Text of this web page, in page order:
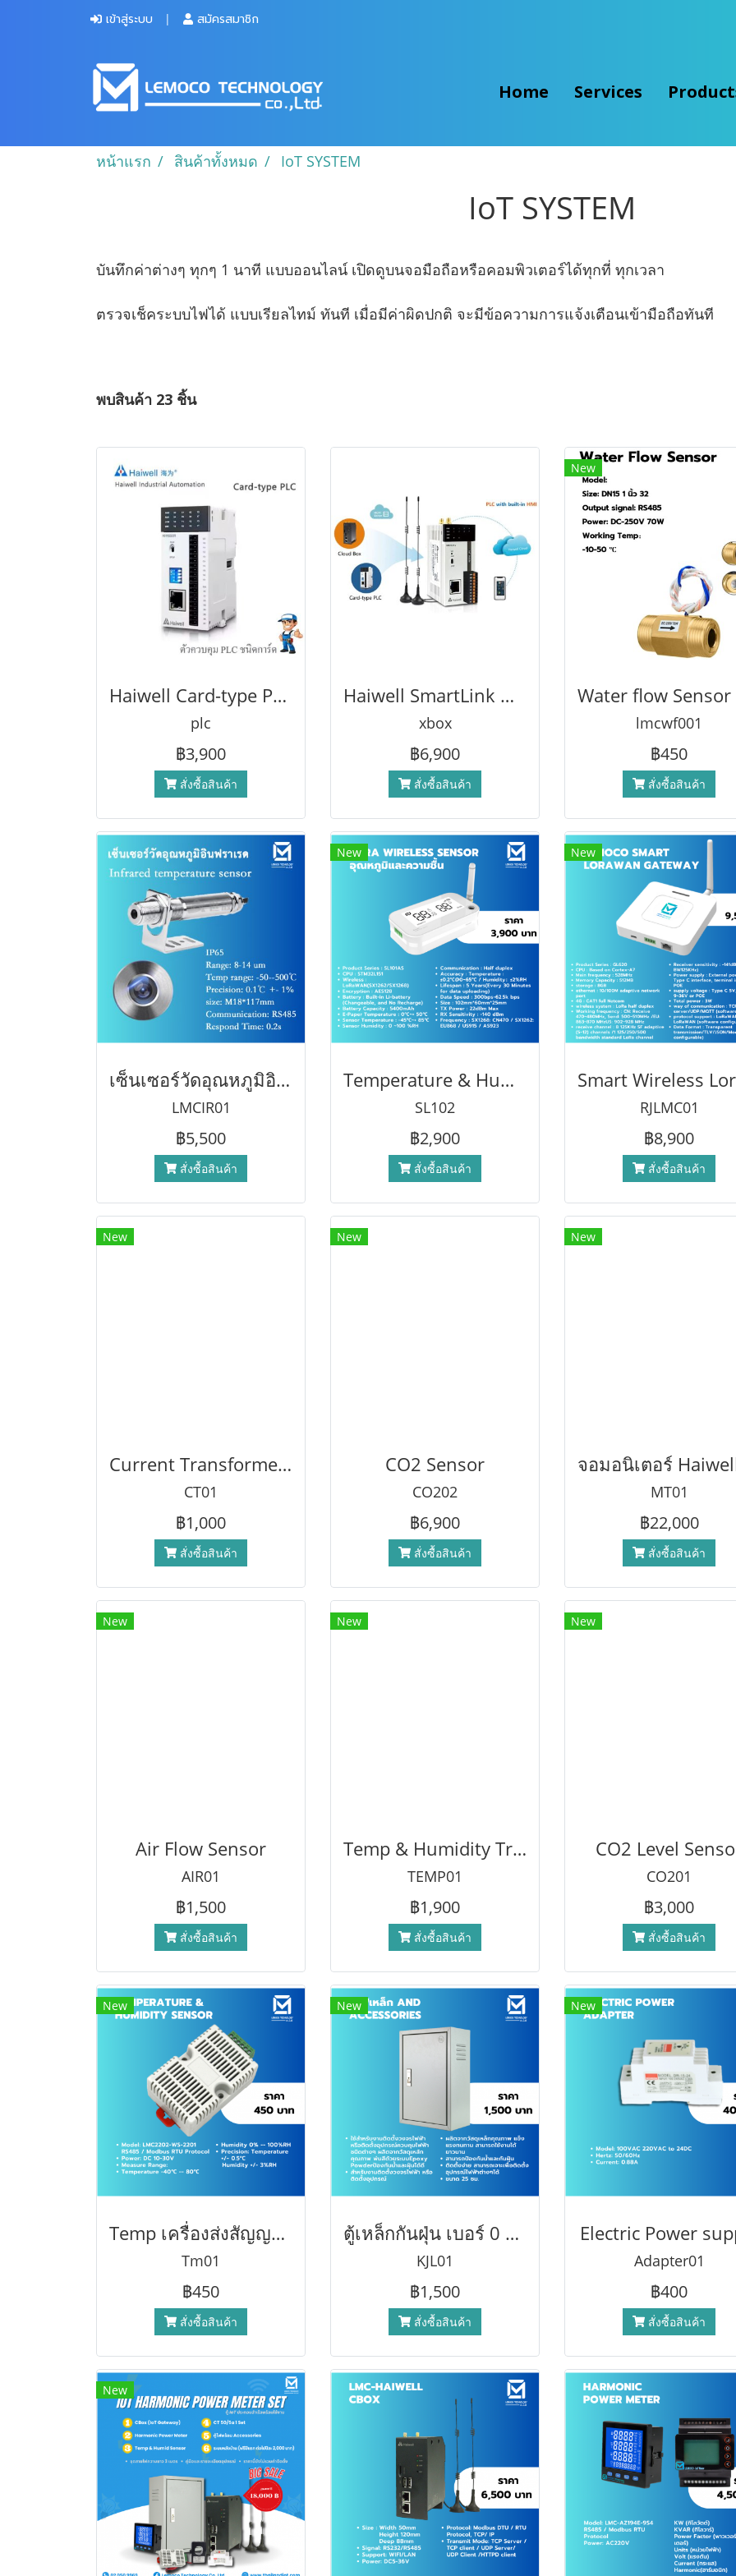
เข้าสู่ระบบ สมัครสมาชิก
Home Services
หน้าแรก สินค้าทั้งหมด IoT SYSTEM
IoT SYSTEM
บันทึกค่าต่างๆ ทุกๆ 1 นาที แบบออนไลน์ เปิดดูบนจอมือถือหรือคอมพิวเตอร์ได้ทุกที่ ทุกเวลา
ตรวจเช็คระบบไฟได้ แบบเรียลไทม์ ทันที เมื่อมีค่าผิดปกติ จะมีข้อความการแจ้งเตือนเข้ามือถือทันที
พบสินค้า 23 ชิ้น
Haiwell Card-type PLC AC16SOR A08DOR MPU Haiwell การ์ดแบบลอจิกตัวควบคุมขนาดเล็ก,ซีพียู PLC ดีไซน์บาง ขยายตัวแบบดิจิตอล
plc
฿3,900
สั่งซื้อสินค้า
Haiwell SmartLink Gateway XBOXอุปกรณ์อุตสาหกรรมด้านคอนโทรลอัจฉริยะ
xbox
฿6,900
สั่งซื้อสินค้า
New
lmcwf001
฿450
สั่งซื้อสินค้า
เซ็นเซอร์วัดอุณหภูมิอินฟราเรดแบบไร้สัมผัส
LMCIR01
฿5,500
สั่งซื้อสินค้า
New
Temperature & Humility Sensor เซ็นเซอร์วัดความชื้นและอุณหภูมิแบบไร้สาย รองรับ lorawan modbus RS485 TLV JASON
SL102
฿2,900
สั่งซื้อสินค้า
New
RJLMC01
฿8,900
สั่งซื้อสินค้า
New
Current Transformer อุปกรณ์ที่ใช้ประกอบการวัดกระแสไฟฟ้า
CT01
฿1,000
สั่งซื้อสินค้า
New
CO2 Sensor
CO202
฿6,900
สั่งซื้อสินค้า
New
MT01
฿22,000
สั่งซื้อสินค้า
New
Air Flow Sensor
AIR01
฿1,500
สั่งซื้อสินค้า
New
Temp & Humidity Transmitter
TEMP01
฿1,900
สั่งซื้อสินค้า
New
CO2 Level
CO201
฿3,000
สั่งซื้อสินค้า
New
Temp เครื่องส่งสัญญาณอุณหภูมิและความชื้น SHT20 เซ็นเซอร์ความแม่นยำสูง โมดูลเซ็นเซอร์ตัวส่งอุณหภูมิและความชื้น RS485
Tm01
฿450
สั่งซื้อสินค้า
New
ตู้เหล็กกันฝุ่น เบอร์ 0 ขนาด 25 ซม.
KJL01
฿1,500
สั่งซื้อสินค้า
New
Electric Power
Adapter01
฿400
สั่งซื้อสินค้า
New